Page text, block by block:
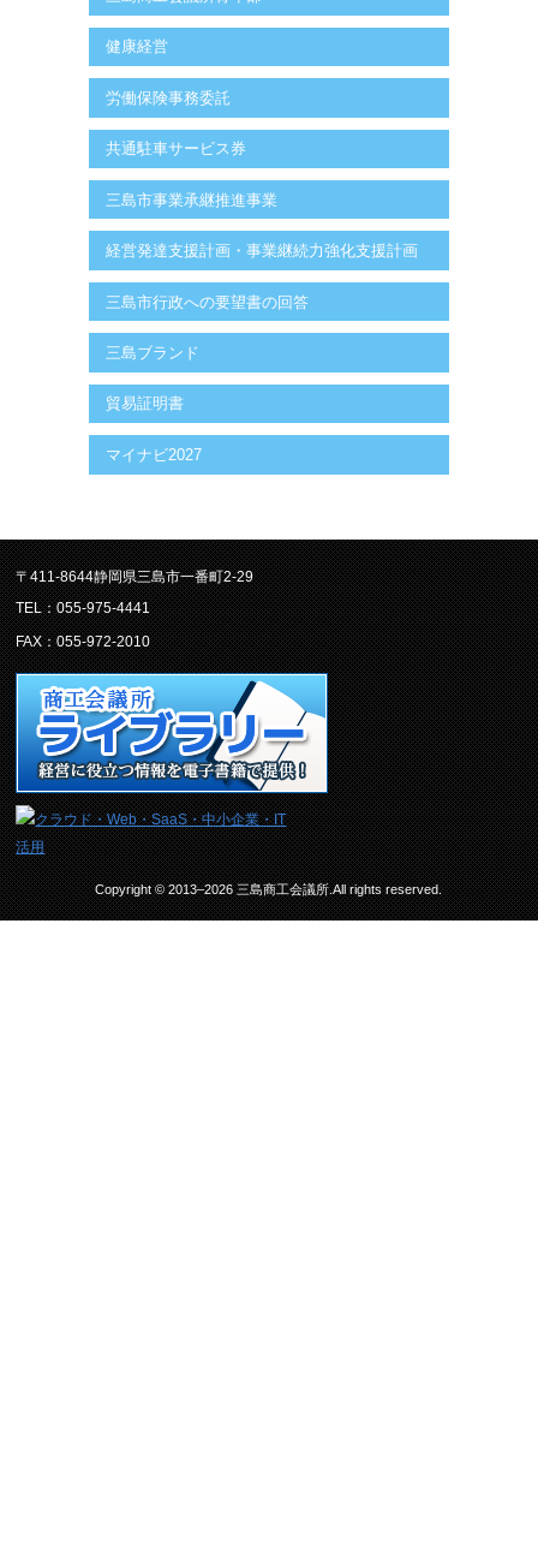
健康経営
労働保険事務委託
共通駐車サービス券
三島市事業承継推進事業
経営発達支援計画・事業継続力強化支援計画
三島市行政への要望書の回答
三島ブランド
貿易証明書
マイナビ2027
〒411-8644静岡県三島市一番町2-29
TEL：055-975-4441
FAX：055-972-2010
Copyright © 2013–2026 三島商工会議所.All rights reserved.